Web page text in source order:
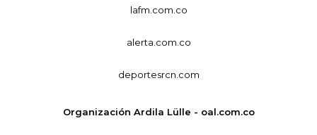
lafm.com.co
alerta.com.co
deportesrcn.com
Organización Ardila Lülle - oal.com.co